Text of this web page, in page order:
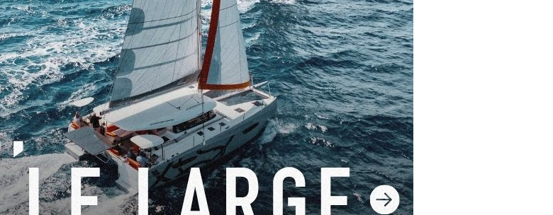
Excess et d'explorer des destinations exotiques ? Grâce à notre partenariat
unique en testant les modèlesExcess 11etExcess 14dans des lieux à
la Grèce et bien d’autres !
de voile et ceux qui envisagent de devenir propriétaires. Et avec la
d'une formation complète pour perfectionner vos compétences en